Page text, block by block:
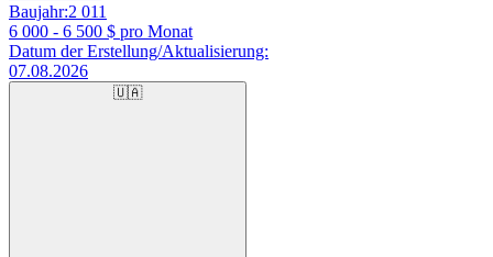
Baujahr:2 011
6 000 - 6 500 $ pro Monat
Datum der Erstellung/Aktualisierung:
07.08.2026
🇺🇦